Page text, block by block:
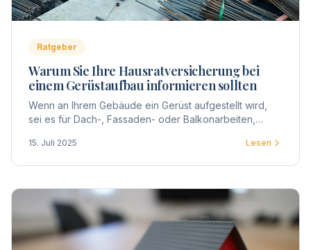
Ratgeber
Warum Sie Ihre Hausratversicherung bei
einem Gerüstaufbau informieren sollten
Wenn an Ihrem Gebäude ein Gerüst aufgestellt wird,
sei es für Dach-, Fassaden- oder Balkonarbeiten,
sondern auch jeden einzelnen Eigentümer.
15. Juli 2025 Lesen